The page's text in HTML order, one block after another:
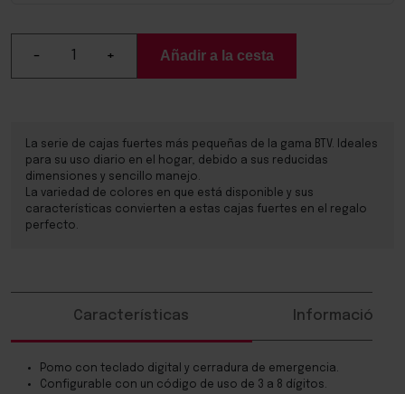
-
+
La serie de cajas fuertes más pequeñas de la gama BTV. Ideales
para su uso diario en el hogar, debido a sus reducidas
dimensiones y sencillo manejo.
La variedad de colores en que está disponible y sus
características convierten a estas cajas fuertes en el regalo
perfecto.
Características Información
Pomo con teclado digital y cerradura de emergencia.
Configurable con un código de uso de 3 a 8 dígitos.